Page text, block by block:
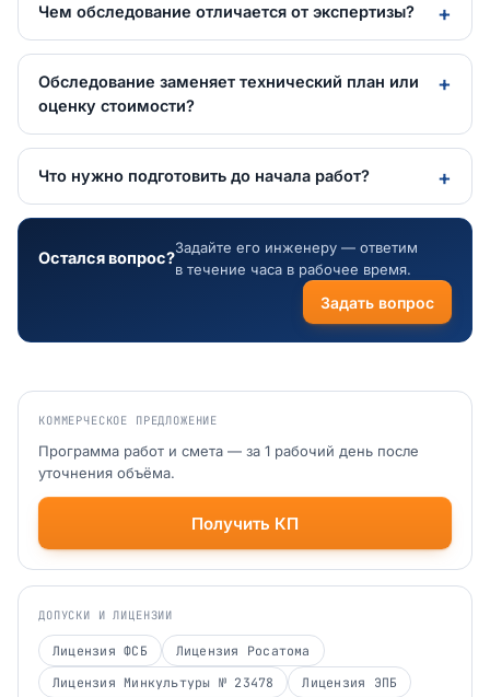
Чем обследование отличается от экспертизы?
Обследование заменяет технический план или
оценку стоимости?
Что нужно подготовить до начала работ?
Остался вопрос?
Задайте его инженеру — ответим
в течение часа в рабочее время.
Задать вопрос
КОММЕРЧЕСКОЕ ПРЕДЛОЖЕНИЕ
Программа работ и смета — за 1 рабочий день после
уточнения объёма.
Получить КП
ДОПУСКИ И ЛИЦЕНЗИИ
Лицензия ФСБ
Лицензия Росатома
Лицензия Минкультуры № 23478
Лицензия ЭПБ